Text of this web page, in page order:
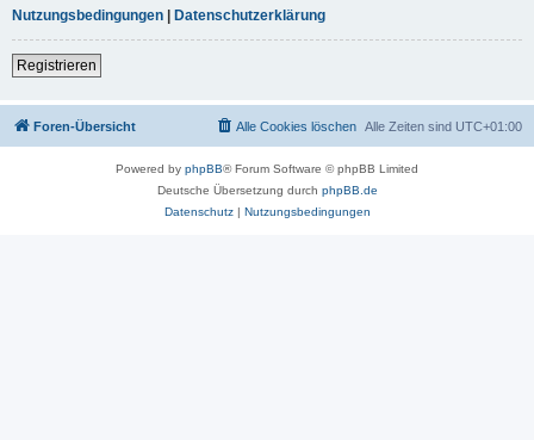
Nutzungsbedingungen | Datenschutzerklärung
Registrieren
Foren-Übersicht Alle Zeiten sind UTC+01:00
Alle Cookies löschen
Powered by phpBB® Forum Software © phpBB Limited
Deutsche Übersetzung durch phpBB.de
Datenschutz| Nutzungsbedingungen